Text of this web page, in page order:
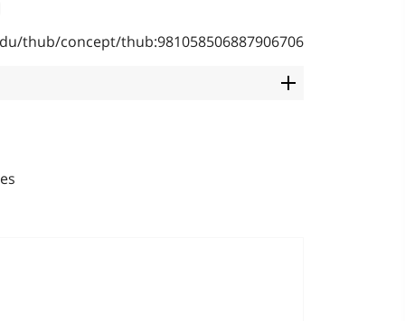
thub/concept/thub:981058506887906706